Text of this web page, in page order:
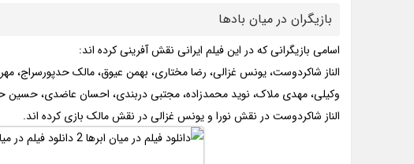
بازیگران در میان بادها
اسامی بازیگرانی که در این فیلم ایرانی نقش آفرینی کرده اند:
الناز شاکردوست، یونس غزالی، رضا مختاری، بهمن عیوق، مالک حدپورسراج،
وکیلی، مهدی ملاک، نوید محمدزاده، مجتبی دربندی، احسان عاضدی، حسین
الناز شاکردوست در نقش نورا و یونس غزالی در نقش مالک بازی کرده اند.